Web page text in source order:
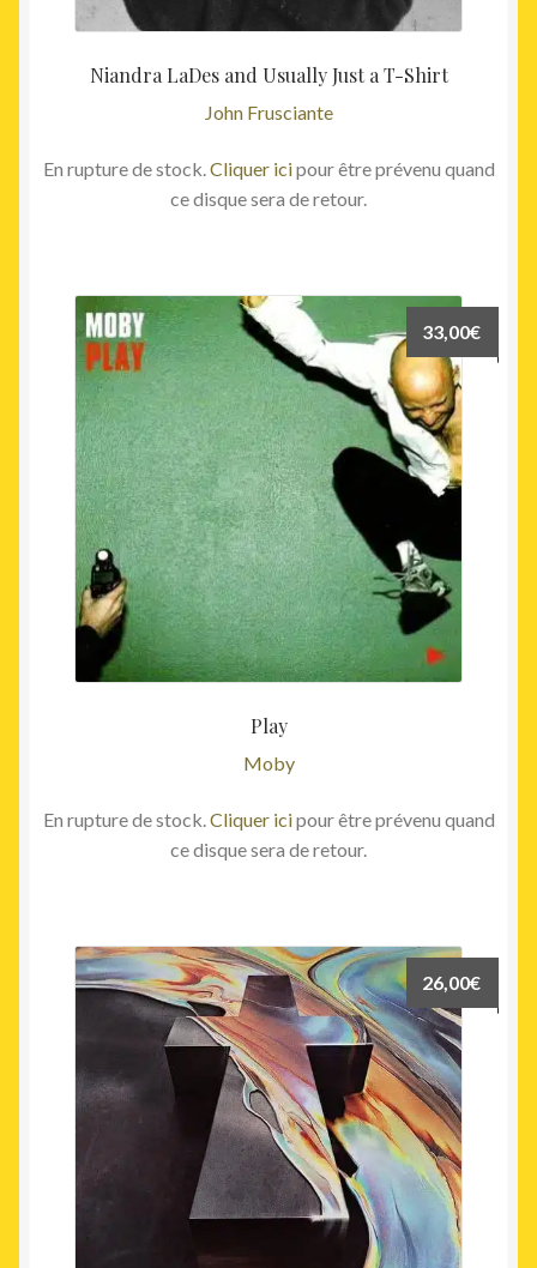
Niandra LaDes and Usually Just a T-Shirt
John Frusciante
En rupture de stock.Cliquer icipour être prévenu quand
ce disque sera de retour.
Play
Moby
33,00€
En rupture de stock.Cliquer icipour être prévenu quand
ce disque sera de retour.
26,00€